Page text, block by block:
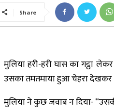
Share
मुलिया हरी-हरी घास का गट्ठा
उसका तमतमाया हुआ चेहरा देखकर
मुलिया ने कुछ जवाब न दिया-